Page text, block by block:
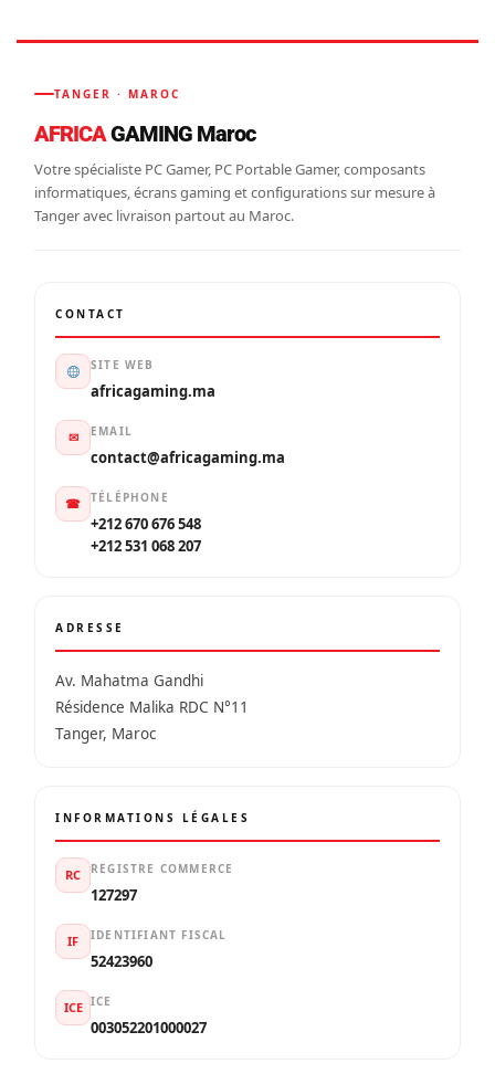
TANGER · MAROC
AFRICAGAMING Maroc
Votre spécialiste PC Gamer, PC Portable Gamer, composants
informatiques, écrans gaming et configurations sur mesure à
Tanger avec livraison partout au Maroc.
CONTACT
SITE WEB
africagaming.ma
✉ EMAIL
contact@africagaming.ma
☎ TÉLÉPHONE
+212 670 676 548
+212 531 068 207
ADRESSE
Av. Mahatma Gandhi
Résidence Malika RDC N°11
Tanger, Maroc
INFORMATIONS LÉGALES
RC REGISTRE COMMERCE
127297
IF IDENTIFIANT FISCAL
52423960
ICE ICE
003052201000027